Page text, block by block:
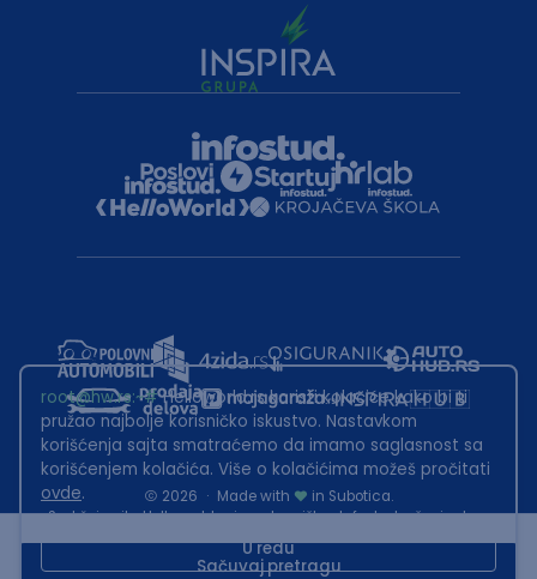
Sačuvaj pretragu
2026 · Made with
in Subotica.
Sadržaj sajta Helloworld.rs je u vlasništvu Infostud rešenja d.o.o.
This site is protected by reCAPTCHA and the GooglePrivacy Policyand
root@hw.rs:~#Helloworld.rs koristi kolačiće kako bi ti
pružao najbolje korisničko iskustvo. Nastavkom
korišćenja sajta smatraćemo da imamo saglasnost sa
korišćenjem kolačića. Više o kolačićima možeš pročitati
ovde.
U redu